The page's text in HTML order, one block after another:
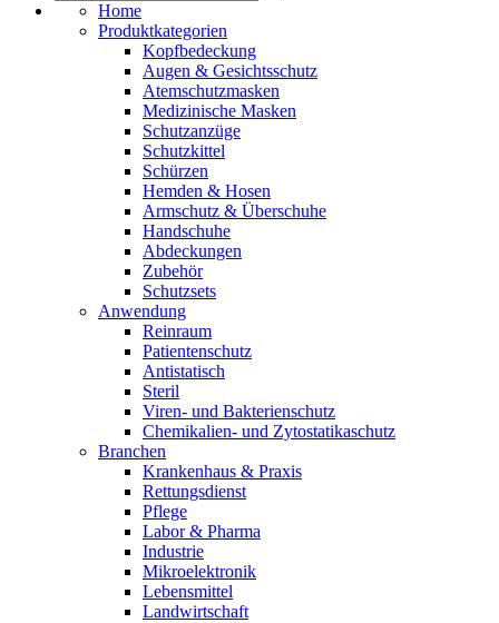
Home
Produktkategorien
Kopfbedeckung
Augen & Gesichtsschutz
Atemschutzmasken
Medizinische Masken
Schutzanzüge
Schutzkittel
Schürzen
Hemden & Hosen
Armschutz & Überschuhe
Handschuhe
Abdeckungen
Zubehör
Schutzsets
Anwendung
Reinraum
Patientenschutz
Antistatisch
Steril
Viren- und Bakterienschutz
Chemikalien- und Zytostatikaschutz
Branchen
Krankenhaus & Praxis
Rettungsdienst
Pflege
Labor & Pharma
Industrie
Mikroelektronik
Lebensmittel
Landwirtschaft